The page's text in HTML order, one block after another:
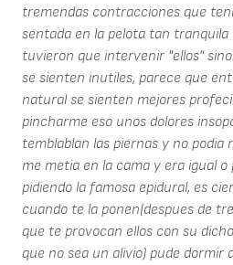
tremendas contracciones que
sentada en la pelota tan tranquila
tuvieron que intervenir "ellos"
se sienten inutiles, parece que
natural se sienten mejores
pincharme eso unos dolores
temblablan las piernas y no podia
me metia en la cama y era igual
pidiendo la famosa epidural, es
cuando te la ponen(despues de
que te provocan ellos con su
que no sea un alivio) pude dormir